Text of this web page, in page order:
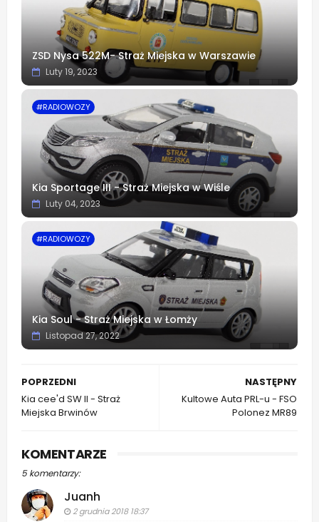
ZSD Nysa 522M- Straż Miejska w Warszawie
Luty 19, 2023
#RADIOWOZY
Kia Sportage III - Straż Miejska w Wiśle
Luty 04, 2023
#RADIOWOZY
Kia Soul - Straż Miejska w Łomży
Listopad 27, 2022
NASTĘPNY
Kultowe Auta PRL-u - FSO
Polonez MR89
POPRZEDNI
Kia cee'd SW II - Straż
Miejska Brwinów
KOMENTARZE
5 komentarzy:
Juanh
2 grudnia 2018 18:37